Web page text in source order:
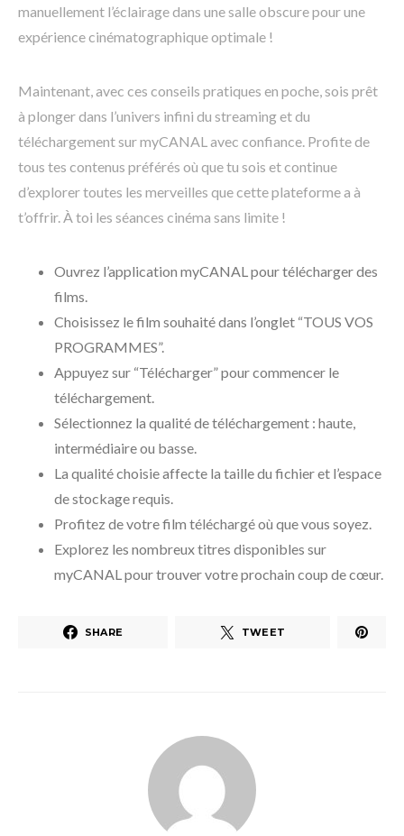
manuellement l’éclairage dans une salle obscure pour une
expérience cinématographique optimale !
Maintenant, avec ces conseils pratiques en poche, sois prêt
à plonger dans l’univers infini du streaming et du
téléchargement sur myCANAL avec confiance. Profite de
tous tes contenus préférés où que tu sois et continue
d’explorer toutes les merveilles que cette plateforme a à
t’offrir. À toi les séances cinéma sans limite !
Ouvrez l’application myCANAL pour télécharger des
films.
Choisissez le film souhaité dans l’onglet “TOUS VOS
PROGRAMMES”.
Appuyez sur “Télécharger” pour commencer le
téléchargement.
Sélectionnez la qualité de téléchargement : haute,
intermédiaire ou basse.
La qualité choisie affecte la taille du fichier et l’espace
de stockage requis.
Profitez de votre film téléchargé où que vous soyez.
Explorez les nombreux titres disponibles sur
myCANAL pour trouver votre prochain coup de cœur.
SHARE TWEET